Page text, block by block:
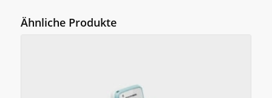
Ähnliche Produkte